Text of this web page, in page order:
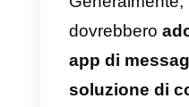
tutti i
sito Web
possibile